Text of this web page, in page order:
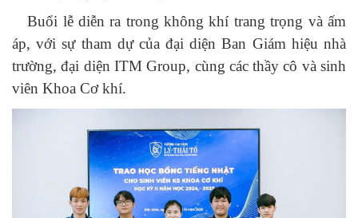
Buổi lễ diễn ra trong không khí trang trọng và ấm
áp, với sự tham dự của đại diện Ban Giám hiệu nhà
trường, đại diện ITM Group, cùng các thầy cô và sinh
viên Khoa Cơ khí.